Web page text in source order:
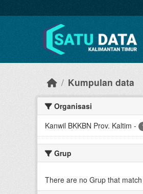
Kumpulan data
Organisasi
Kanwil BKKBN Prov. Kaltim -
Grup
There are no Grup that